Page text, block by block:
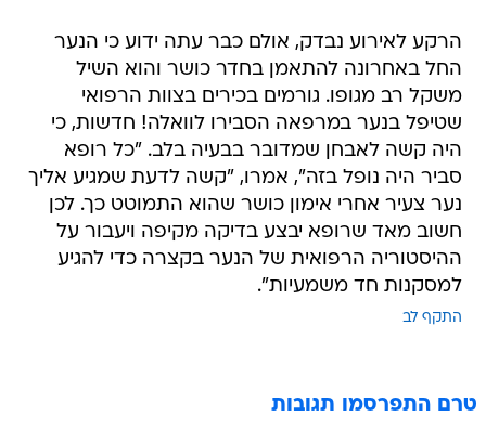
הרקע לאירוע נבדק, אולם כבר עתה ידוע כי הנער
החל באחרונה להתאמן בחדר כושר והוא השיל
משקל רב מגופו. גורמים בכירים בצוות הרפואי
שטיפל בנער במרפאה הסבירו לוואלה! חדשות, כי
היה קשה לאבחן שמדובר בבעיה בלב. "כל רופא
סביר היה נופל בזה", אמרו, "קשה לדעת שמגיע אליך
נער צעיר אחרי אימון כושר שהוא התמוטט כך. לכן
חשוב מאד שרופא יבצע בדיקה מקיפה ויעבור על
ההיסטוריה הרפואית של הנער בקצרה כדי להגיע
למסקנות חד משמעיות".
התקף לב
טרם התפרסמו תגובות